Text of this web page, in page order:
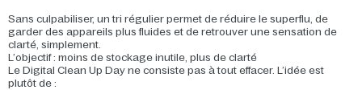
Sans culpabiliser, un tri régulier permet de réduire le superflu, de
garder des appareils plus fluides et de retrouver une sensation de
clarté, simplement.
L’objectif : moins de stockage inutile, plus de clarté
Le Digital Clean Up Day ne consiste pas à tout effacer. L’idée est
plutôt de :